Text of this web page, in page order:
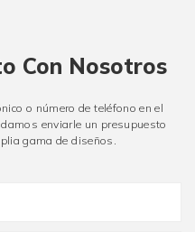
Con Nosotros
o número de teléfono en el
enviarle un presupuesto
gama de diseños.